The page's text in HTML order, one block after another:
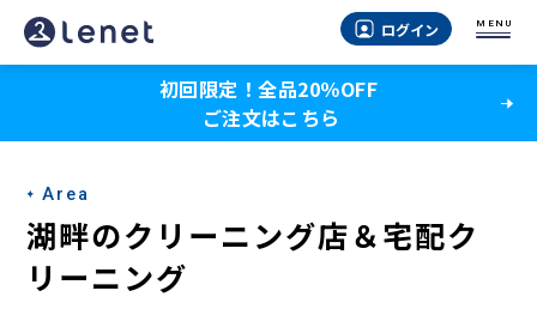
湖
畔
宅
配
ク
ログイン MENU
初回限定！全品20％OFF
ご注文はこちら
Area
湖畔のクリーニング店＆宅配ク
リーニング